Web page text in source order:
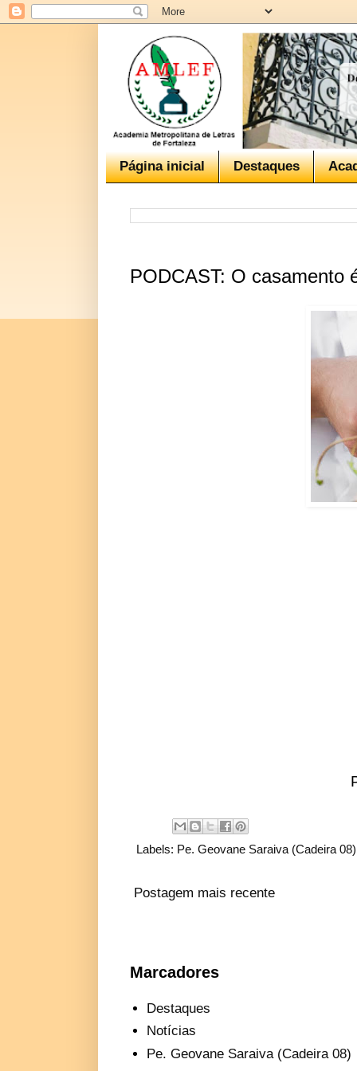
Página inicial Destaques
PODCAST: O casamento
Labels: Pe. Geovane Saraiva (Cadeira 08)
Postagem mais recente
Marcadores
Destaques
Notícias
Pe. Geovane Saraiva (Cadeira 08)